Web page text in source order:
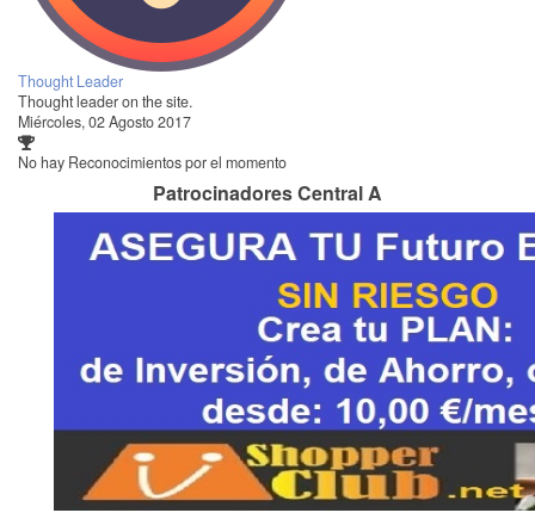
Thought Leader
Thought leader on the site.
Miércoles, 02 Agosto 2017
No hay Reconocimientos por el momento
Patrocinadores Central A